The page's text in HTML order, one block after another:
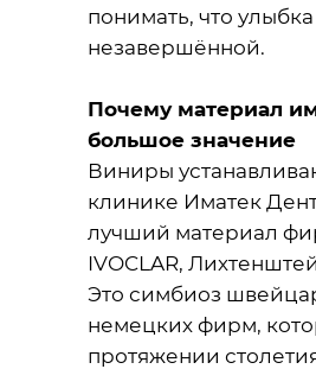
понимать, что
незавершённой.
Почему материал
большое значение
Виниры
клинике Иматек
лучший материал
IVOCLAR,
Это симбиоз
немецких фирм,
протяжении